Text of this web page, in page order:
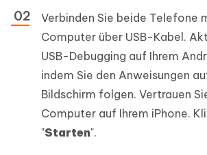
Verbinden Sie beide Telefone
Computer über USB-Kabel.
USB-Debugging auf Ihrem
indem Sie den Anweisungen
Bildschirm folgen. Vertrauen
Computer auf Ihrem iPhone.
"Starten".